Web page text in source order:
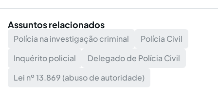
Assuntos relacionados
Polícia na investigação criminal
Polícia Civil
Inquérito policial
Delegado de Polícia Civil
Lei nº 13.869 (abuso de autoridade)